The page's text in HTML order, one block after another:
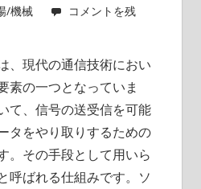
/機械
コメントを残
、現代の通信技術におい
素の一つとなっていま
て、信号の送受信を可能
タをやり取りするための
。その手段として用いら
呼ばれる仕組みです。ソ